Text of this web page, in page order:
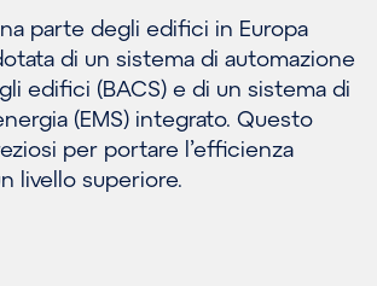
parte degli edifici in Europa
di un sistema di automazione
edifici (BACS) e di un sistema di
(EMS) integrato. Questo
per portare l’efficienza
livello superiore.